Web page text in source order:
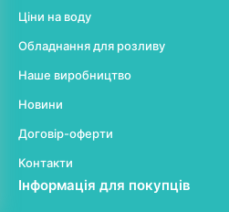
Ціни на воду
Обладнання для розливу
Наше виробництво
Новини
Договір-оферти
Контакти
Інформація для покупців